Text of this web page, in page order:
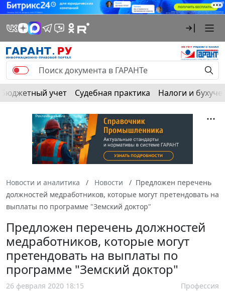
Бюджетный учет Судебная практика Налоги и
Новости и аналитика Новости
Предложен перечень
должностей медработников, которые могут претендовать на
выплаты по программе "Земский доктор"
Предложен перечень должностей
медработников, которые могут
претендовать на выплаты по
программе "Земский доктор"
26 февраля 2020 18:15 Профессия